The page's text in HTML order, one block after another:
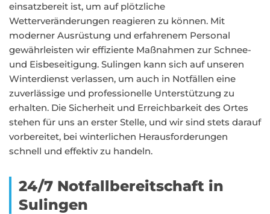
einsatzbereit ist, um auf plötzliche
Wetterveränderungen reagieren zu können. Mit
moderner Ausrüstung und erfahrenem Personal
gewährleisten wir effiziente Maßnahmen zur Schnee-
und Eisbeseitigung. Sulingen kann sich auf unseren
Winterdienst verlassen, um auch in Notfällen eine
zuverlässige und professionelle Unterstützung zu
erhalten. Die Sicherheit und Erreichbarkeit des Ortes
stehen für uns an erster Stelle, und wir sind stets darauf
vorbereitet, bei winterlichen Herausforderungen
schnell und effektiv zu handeln.
24/7 Notfallbereitschaft in
Sulingen